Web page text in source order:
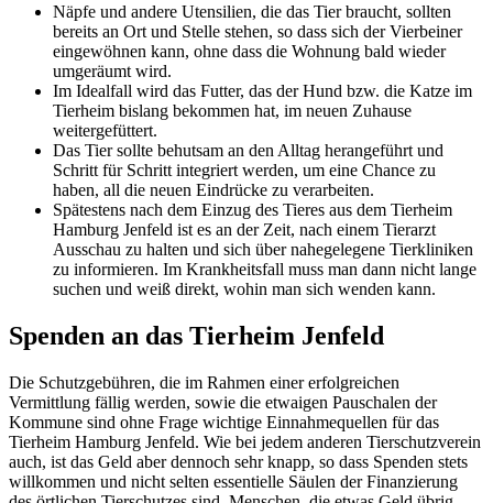
Näpfe und andere Utensilien, die das Tier braucht, sollten
bereits an Ort und Stelle stehen, so dass sich der Vierbeiner
eingewöhnen kann, ohne dass die Wohnung bald wieder
umgeräumt wird.
Im Idealfall wird das Futter, das der Hund bzw. die Katze im
Tierheim bislang bekommen hat, im neuen Zuhause
weitergefüttert.
Das Tier sollte behutsam an den Alltag herangeführt und
Schritt für Schritt integriert werden, um eine Chance zu
haben, all die neuen Eindrücke zu verarbeiten.
Spätestens nach dem Einzug des Tieres aus dem Tierheim
Hamburg Jenfeld ist es an der Zeit, nach einem Tierarzt
Ausschau zu halten und sich über nahegelegene Tierkliniken
zu informieren. Im Krankheitsfall muss man dann nicht lange
suchen und weiß direkt, wohin man sich wenden kann.
Spenden an das Tierheim Jenfeld
Die Schutzgebühren, die im Rahmen einer erfolgreichen
Vermittlung fällig werden, sowie die etwaigen Pauschalen der
Kommune sind ohne Frage wichtige Einnahmequellen für das
Tierheim Hamburg Jenfeld. Wie bei jedem anderen Tierschutzverein
auch, ist das Geld aber dennoch sehr knapp, so dass Spenden stets
willkommen und nicht selten essentielle Säulen der Finanzierung